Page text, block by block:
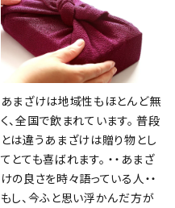
あまざけは地域性もほとんど無
く、全国で飲まれています。 普段
とは違うあまざけは贈り物とし
てとても喜ばれます。 ・・あまざ
けの良さを時々語っている人・・
もし、今ふと思い浮かんだ方が